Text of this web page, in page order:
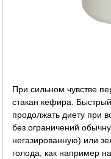
При сильном чувстве
стакан кефира.
продолжать диету при
без ограничений
негазированную) или
голода, как например